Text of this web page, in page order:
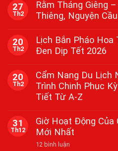
luận
ở
Bà
Tại
Núi
Tây
Ninh
2026
27
Th2
Rằm Tháng Giêng
Thiêng, Nguyện
có
bình
luận
Tháng
Giêng
Hành
Hương
Thiêng,
Nguyện
Cầu
Mãn
20
Th2
Lịch Bắn Pháo Hoa
Đen Dịp Tết 2026
có
bình
luận
ở
Lịch
Hoa
Tầm
Cao
Tại
20
Th2
Cẩm Nang Du Lịch
Trình Chinh Phục
Tiết Từ A-Z
có
bình
luận
Cẩm
31
Th12
Giờ Hoạt Động Của
Mới Nhất
12 bình luận